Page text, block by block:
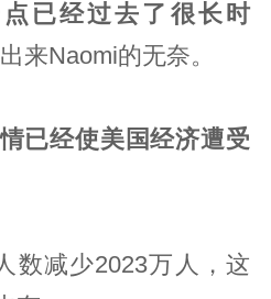
已经过去了很长时
来Naomi的无奈。
已经使美国经济遭受
数减少2023万人，这